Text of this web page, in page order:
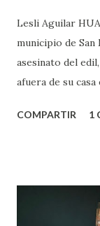
Lesli Aguilar
municipio de
asesinato del
afuera de su
el que tome
día, quien sacó
que las lesiones
COMPARTIR 1